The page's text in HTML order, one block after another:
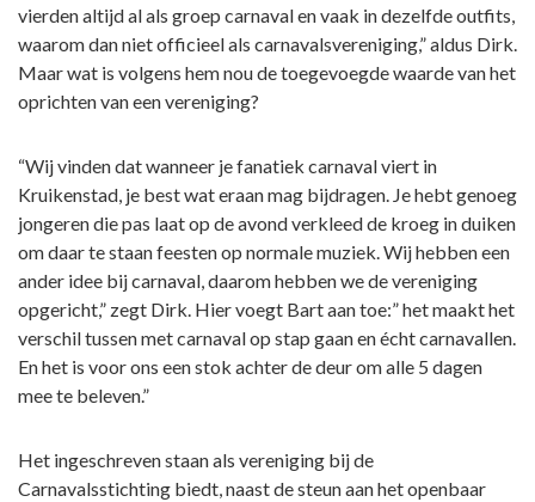
vierden altijd al als groep carnaval en vaak in dezelfde outfits,
waarom dan niet officieel als carnavalsvereniging,” aldus Dirk.
Maar wat is volgens hem nou de toegevoegde waarde van het
oprichten van een vereniging?
“Wij vinden dat wanneer je fanatiek carnaval viert in
Kruikenstad, je best wat eraan mag bijdragen. Je hebt genoeg
jongeren die pas laat op de avond verkleed de kroeg in duiken
om daar te staan feesten op normale muziek. Wij hebben een
ander idee bij carnaval, daarom hebben we de vereniging
opgericht,” zegt Dirk. Hier voegt Bart aan toe:” het maakt het
verschil tussen met carnaval op stap gaan en écht carnavallen.
En het is voor ons een stok achter de deur om alle 5 dagen
mee te beleven.”
Het ingeschreven staan als vereniging bij de
Carnavalsstichting biedt, naast de steun aan het openbaar